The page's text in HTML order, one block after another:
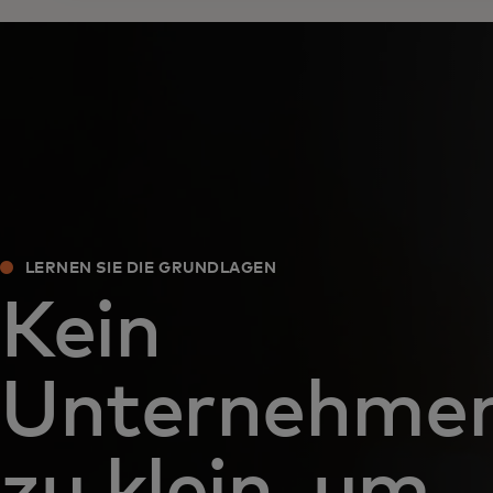
LERNEN SIE DIE GRUNDLAGEN
Kein